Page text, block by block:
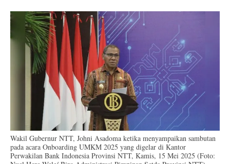
Wakil Gubernur NTT, Johni Asadoma ketika menyampaikan sambutan
pada acara Onboarding UMKM 2025 yang digelar di Kantor
Perwakilan Bank Indonesia Provinsi NTT, Kamis, 15 Mei 2025 (Foto: